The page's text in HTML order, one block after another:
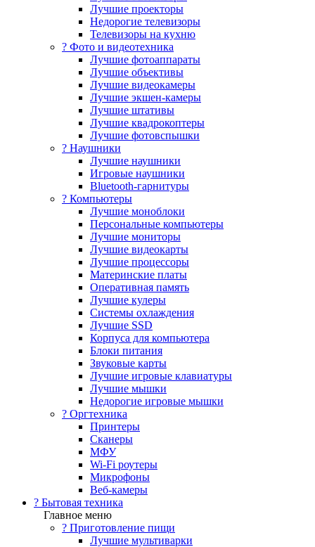
Лучшие проекторы
Недорогие телевизоры
Телевизоры на кухню
? Фото и видеотехника
Лучшие фотоаппараты
Лучшие объективы
Лучшие видеокамеры
Лучшие экшен-камеры
Лучшие штативы
Лучшие квадрокоптеры
Лучшие фотовспышки
? Наушники
Лучшие наушники
Игровые наушники
Bluetooth-гарнитуры
?️ Компьютеры
Лучшие моноблоки
Персональные компьютеры
Лучшие мониторы
Лучшие видеокарты
Лучшие процессоры
Материнские платы
Оперативная память
Лучшие кулеры
Системы охлаждения
Лучшие SSD
Корпуса для компьютера
Блоки питания
Звуковые карты
Лучшие игровые клавиатуры
Лучшие мышки
Недорогие игровые мышки
?️ Оргтехника
Принтеры
Сканеры
МФУ
Wi-Fi роутеры
Микрофоны
Веб-камеры
? Бытовая техника
Главное меню
? Приготовление пищи
Лучшие мультиварки